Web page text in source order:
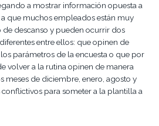
a mostrar información opuesta a
que muchos empleados están muy
de descanso y pueden ocurrir dos
entre ellos: que opinen de
parámetros de la encuesta o que por
volver a la rutina opinen de manera
meses de diciembre, enero, agosto y
para someter a la plantilla a